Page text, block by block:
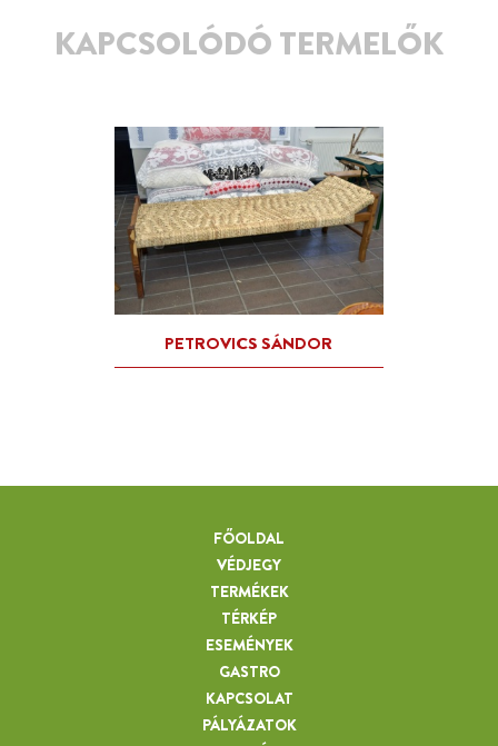
KAPCSOLÓDÓ TERMELŐK
FŐOLDAL
VÉDJEGY
TERMÉKEK
TÉRKÉP
ESEMÉNYEK
GASTRO
KAPCSOLAT
PÁLYÁZATOK